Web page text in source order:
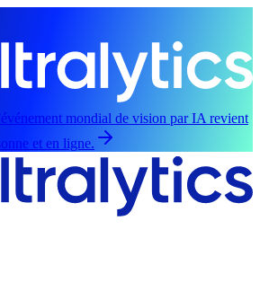
mondial de vision par IA revient
et en ligne.